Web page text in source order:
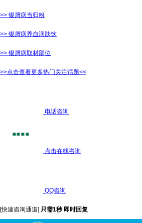
>> 银屑病当归粉
>> 银屑病养血润肤饮
>> 银屑病取材部位
>>点击查看更多热门关注话题<<
电话咨询
点击在线咨询
QQ咨询
[快速咨询通道] 只需1秒 即时回复